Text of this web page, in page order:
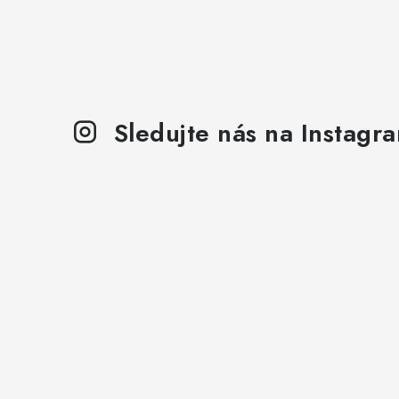
Sledujte nás na